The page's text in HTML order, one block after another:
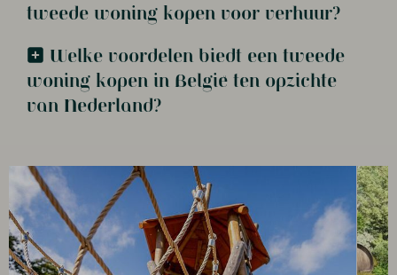
tweede woning kopen voor verhuur?
Welke voordelen biedt een tweede
woning kopen in België ten opzichte
van Nederland?